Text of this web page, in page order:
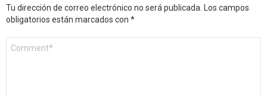
Tu dirección de correo electrónico no será publicada.
Los campos
obligatorios están marcados con *